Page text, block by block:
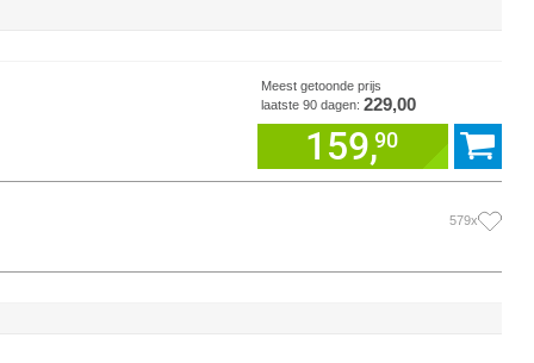
Meest getoonde prijs
laatste 90 dagen: 229,00
159,90
579x